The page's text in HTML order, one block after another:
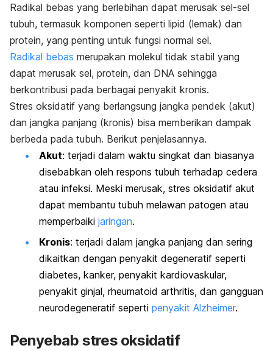
Radikal bebas yang berlebihan dapat merusak sel-sel
tubuh, termasuk komponen seperti lipid (lemak) dan
protein, yang penting untuk fungsi normal sel.
Radikal bebas merupakan molekul tidak stabil yang
dapat merusak sel, protein, dan DNA sehingga
berkontribusi pada berbagai penyakit kronis.
Stres oksidatif yang berlangsung jangka pendek (akut)
dan jangka panjang (kronis) bisa memberikan dampak
berbeda pada tubuh. Berikut penjelasannya.
Akut: terjadi dalam waktu singkat dan biasanya
disebabkan oleh respons tubuh terhadap cedera
atau infeksi. Meski merusak, stres oksidatif akut
dapat membantu tubuh melawan patogen atau
memperbaiki jaringan.
Kronis: terjadi dalam jangka panjang dan sering
dikaitkan dengan penyakit degeneratif seperti
diabetes, kanker, penyakit kardiovaskular,
penyakit ginjal, rheumatoid arthritis, dan gangguan
neurodegeneratif seperti penyakit Alzheimer.
Penyebab stres oksidatif